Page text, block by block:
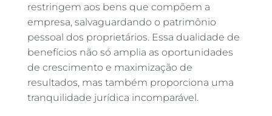
restringem aos bens que compõem a
empresa, salvaguardando o patrimônio
pessoal dos proprietários. Essa dualidade de
benefícios não só amplia as oportunidades
de crescimento e maximização de
resultados, mas também proporciona uma
tranquilidade jurídica incomparável.